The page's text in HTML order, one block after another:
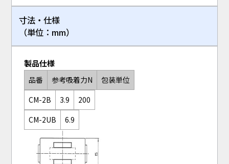
寸法・仕様
（単位：mm）
製品仕様
品番 参考吸着力N
包装単位
CM-2B
3.9
200
CM-2UB
6.9